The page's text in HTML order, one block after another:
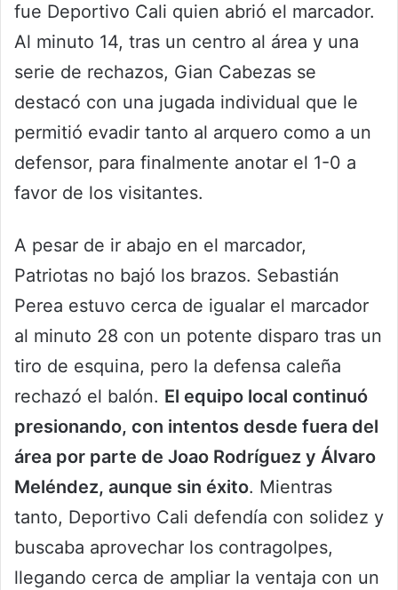
fue Deportivo Cali quien abrió el marcador.
Al minuto 14, tras un centro al área y una
serie de rechazos, Gian Cabezas se
destacó con una jugada individual que le
permitió evadir tanto al arquero como a un
defensor, para finalmente anotar el 1-0 a
favor de los visitantes.
A pesar de ir abajo en el marcador,
Patriotas no bajó los brazos. Sebastián
Perea estuvo cerca de igualar el marcador
al minuto 28 con un potente disparo tras un
tiro de esquina, pero la defensa caleña
rechazó el balón. El equipo local continuó
presionando, con intentos desde fuera del
área por parte de Joao Rodríguez y Álvaro
Meléndez, aunque sin éxito. Mientras
tanto, Deportivo Cali defendía con solidez y
buscaba aprovechar los contragolpes,
llegando cerca de ampliar la ventaja con un